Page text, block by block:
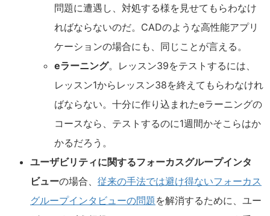
問題に遭遇し、対処する様を見せてもらわなけ
ればならないのだ。CADのような高性能アプリ
ケーションの場合にも、同じことが言える。
eラーニング。レッスン39をテストするには、
レッスン1からレッスン38を終えてもらわなけれ
ばならない。十分に作り込まれたeラーニングの
コースなら、テストするのに1週間かそこらはか
かるだろう。
ユーザビリティに関するフォーカスグループインタ
ビューの場合、 従来の手法では避け得ないフォーカス
グループインタビューの問題を解消するために、ユー